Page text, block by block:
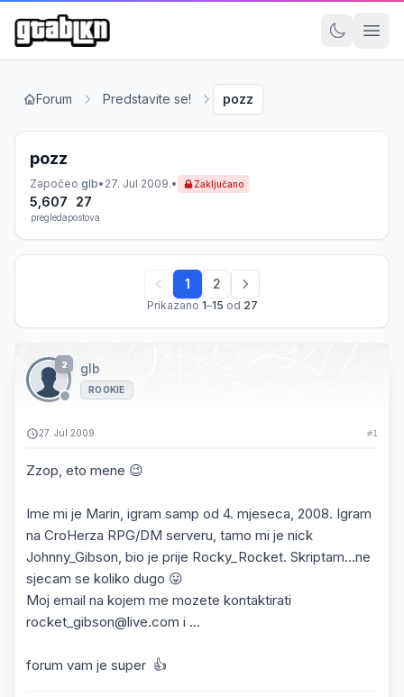
Forum Predstavite se! pozz
pozz
Započeo gIb• 27. Jul 2009.• Zaključano
5,607
pregleda
27
postova
Prikazano 1–15 od 27
1 2
2 gIb
ROOKIE
27. Jul 2009. #1
Zzop, eto mene 😉
Ime mi je Marin, igram samp od 4. mjeseca, 2008. Igram
na CroHerza RPG/DM serveru, tamo mi je nick
Johnny_Gibson, bio je prije Rocky_Rocket. Skriptam...ne
sjecam se koliko dugo 😛
Moj email na kojem me mozete kontaktirati
rocket_gibson@live.com i ...
forum vam je super 👍